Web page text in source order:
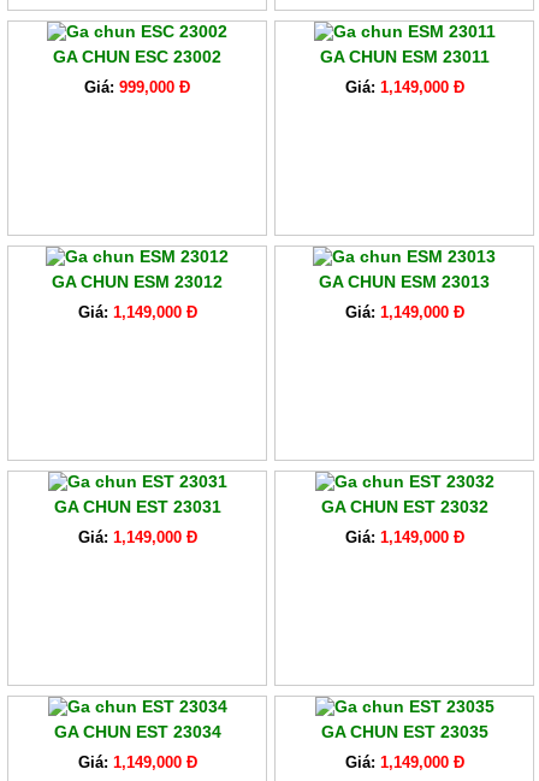
GA CHUN ESC 23002
Giá: 999,000 Đ
GA CHUN ESM 23011
Giá: 1,149,000 Đ
GA CHUN ESM 23012
Giá: 1,149,000 Đ
GA CHUN ESM 23013
Giá: 1,149,000 Đ
GA CHUN EST 23031
Giá: 1,149,000 Đ
GA CHUN EST 23032
Giá: 1,149,000 Đ
GA CHUN EST 23034
Giá: 1,149,000 Đ
GA CHUN EST 23035
Giá: 1,149,000 Đ